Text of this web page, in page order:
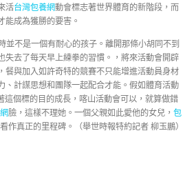
活台灣包養網動會標志著世界體育的新階段，而
能成為獲勝的要害。
並不是一個有耐心的孩子。離開那條小胡同不到
失去了每天早上練拳的習慣。，將來活動會開辟
餐與加入如許奇特的競賽不只能增進活動員身材
、計謀思想和團隊一起配合才能。假如體育活動
這個標的目的成長，喀山活動會可以，就算做錯
臉，這樣不理她。一個父親如此愛他的女兒， 包
作真正的里程碑。（舉世時報特約記者 柳玉鵬）